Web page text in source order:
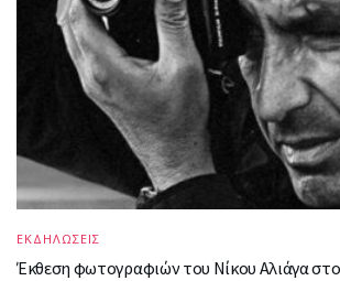
ΕΚΔΗΛΩΣΕΙΣ
Έκθεση φωτογραφιών του Νίκου Αλιάγα